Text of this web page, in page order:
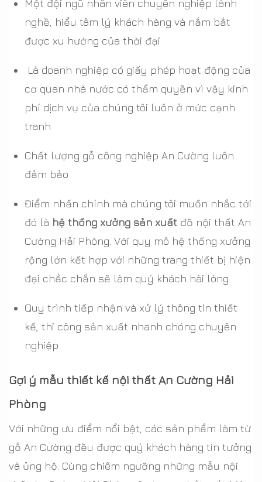
Một đội ngũ nhân viên chuyên nghiệp lành
nghề, hiểu tâm lý khách hàng và nắm bắt
được xu hướng của thời đại
Là doanh nghiệp có giấy phép hoạt động của
cơ quan nhà nước có thẩm quyền vì vậy kinh
phí dịch vụ của chúng tôi luôn ở mức cạnh
tranh
Chất lượng gỗ công nghiệp An Cường luôn
đảm bảo
Điểm nhấn chính mà chúng tôi muốn nhắc tới
đó là hệ thống xưởng sản xuất đồ nội thất An
Cường Hải Phòng. Với quy mô hệ thống xưởng
rộng lớn kết hợp với những trang thiết bị hiện
đại chắc chắn sẽ làm quý khách hài lòng
Quy trình tiếp nhận và xử lý thông tin thiết
kế, thi công sản xuất nhanh chóng chuyên
nghiệp
Gợi ý mẫu thiết kế nội thất An Cường Hải
Phòng
Với những ưu điểm nổi bật, các sản phẩm làm từ
gỗ An Cường đều được quý khách hàng tin tưởng
và ủng hộ. Cùng chiêm ngưỡng những mẫu nội